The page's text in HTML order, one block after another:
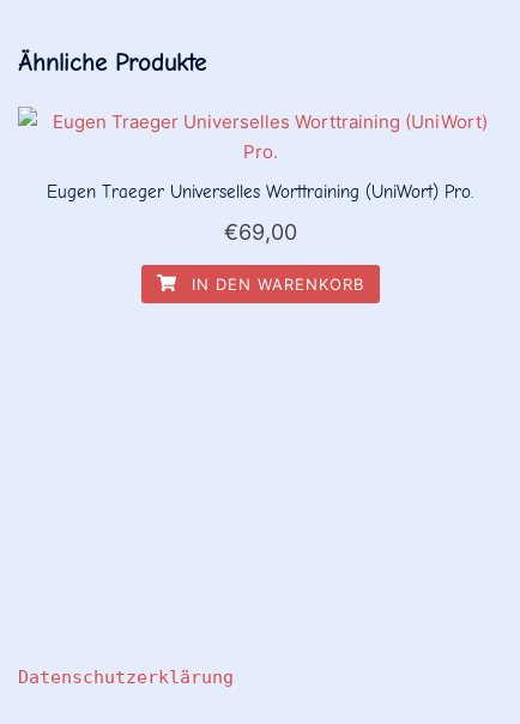
Ähnliche Produkte
Eugen Traeger Universelles Worttraining (UniWort) Pro.
€69,00
IN DEN WARENKORB
Datenschutzerklärung